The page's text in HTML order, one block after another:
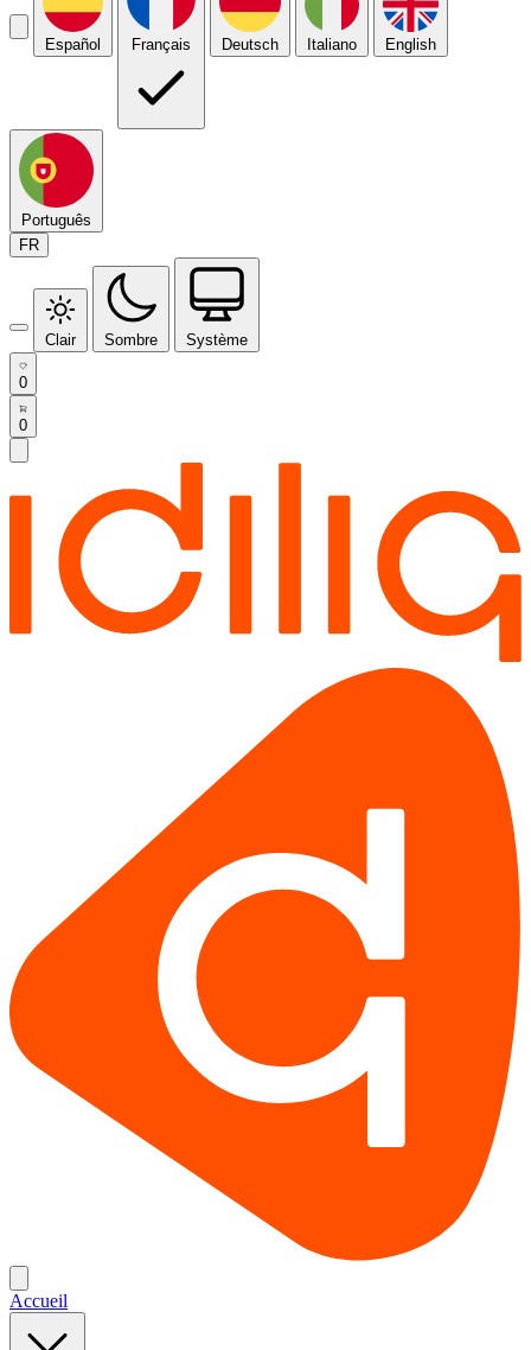
Español Français Deutsch Italiano English
Português
FR
Clair Sombre Système
0
0
Accueil